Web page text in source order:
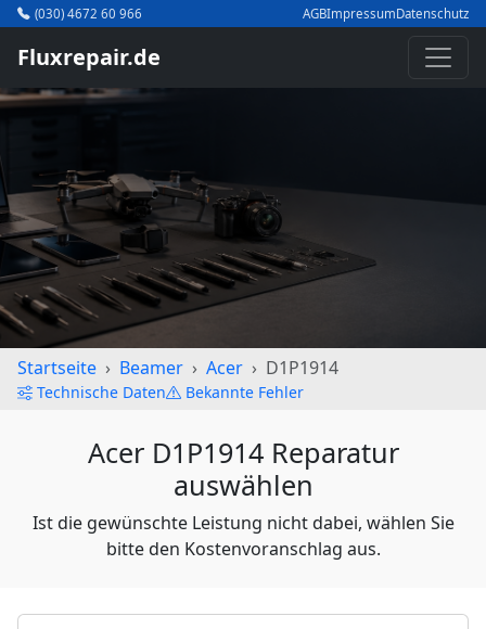
(030) 4672 60 966 AGBImpressumDatenschutz
Fluxrepair.de
Startseite Beamer Acer D1P1914
Technische Daten Bekannte Fehler
Acer D1P1914 Reparatur
auswählen
Ist die gewünschte Leistung nicht dabei, wählen Sie
bitte den Kostenvoranschlag aus.